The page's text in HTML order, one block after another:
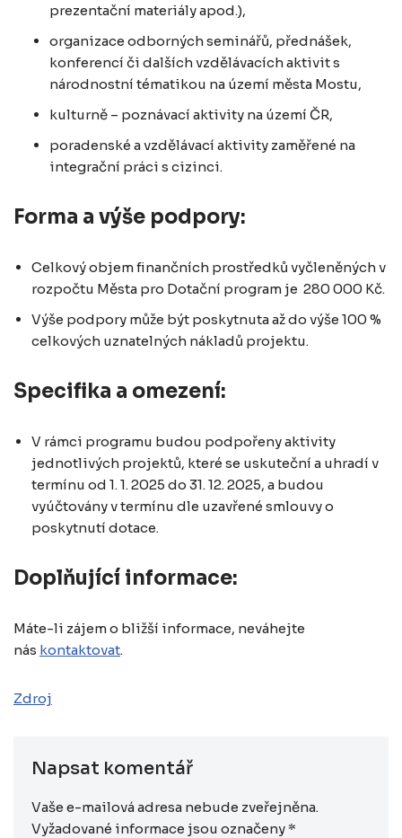
prezentační materiály apod.),
organizace odborných seminářů, přednášek,
konferencí či dalších vzdělávacích aktivit s
národnostní tématikou na území města Mostu,
kulturně – poznávací aktivity na území ČR,
poradenské a vzdělávací aktivity zaměřené na
integrační práci s cizinci.
Forma a výše podpory:
Celkový objem finančních prostředků vyčleněných v
rozpočtu Města pro Dotační program je 280 000 Kč.
Výše podpory může být poskytnuta až do výše 100 %
celkových uznatelných nákladů projektu.
Specifika a omezení:
V rámci programu budou podpořeny aktivity
jednotlivých projektů, které se uskuteční a uhradí v
termínu od 1. 1. 2025 do 31. 12. 2025, a budou
vyúčtovány v termínu dle uzavřené smlouvy o
poskytnutí dotace.
Doplňující informace:
Máte-li zájem o bližší informace, neváhejte
nás kontaktovat.
Zdroj
Napsat komentář
Vaše e-mailová adresa nebude zveřejněna.
Vyžadované informace jsou označeny *